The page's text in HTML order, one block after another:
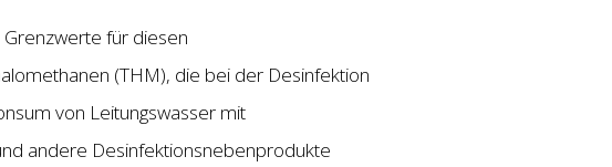
für diesen
(THM), die bei der Desinfektion
von Leitungswasser mit
andere Desinfektionsnebenprodukte